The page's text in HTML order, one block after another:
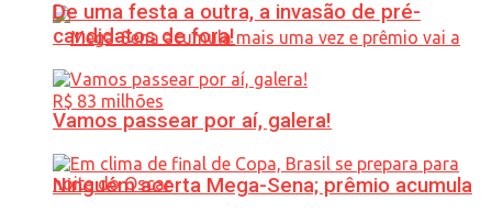
Ninguém acerta Mega-Sena; prêmio acumula
De uma festa a outra, a invasão de pré-
candidatos de fora!
Vamos passear por aí, galera!